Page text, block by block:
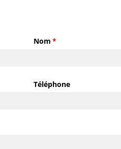
Nom *
(requis)
Téléphone